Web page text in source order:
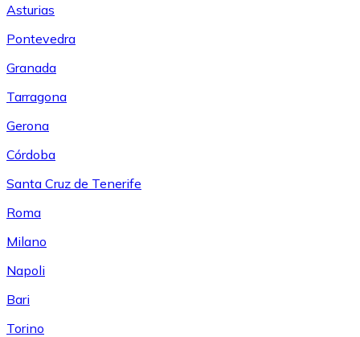
Asturias
Pontevedra
Granada
Tarragona
Gerona
Córdoba
Santa Cruz de Tenerife
Roma
Milano
Napoli
Bari
Torino